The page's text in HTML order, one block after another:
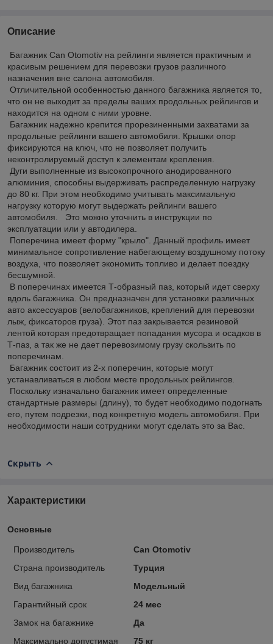
Описание
Багажник Can Otomotiv на рейлинги является практичным и
красивым решением для перевозки грузов различного
назначения вне салона автомобиля.
Отличительной особенностью данного багажника является то,
что он не выходит за пределы ваших продольных рейлингов и
находится на одном с ними уровне.
Багажник надежно крепится прорезиненными захватами за
продольные рейлинги вашего автомобиля. Крышки опор
фиксируются на ключ, что не позволяет получить
неконтролируемый доступ к элементам крепления.
Дуги выполненные из высокопрочного анодированного
алюминия, способны выдерживать распределенную нагрузку
до 80 кг. При этом необходимо учитывать максимальную
нагрузку которую могут выдержать рейлинги вашего
автомобиля. Это можно уточнить в инструкции по
эксплуатации или у автодилера.
Поперечина имеет форму "крыло". Данный профиль имеет
минимальное сопротивление набегающему воздушному потоку
воздуха, что позволяет экономить топливо и делает поездку
бесшумной.
В поперечинах имеется Т-образный паз, который идет сверху
вдоль багажника. Он предназначен для установки различных
авто аксессуаров (велобагажников, креплений для перевозки
лыж, фиксаторов груза). Этот паз закрывается резиновой
лентой которая предотвращает попадания мусора и осадков в
Т-паз, а так же не дает перевозимому грузу скользить по
поперечинам.
Багажник состоит из 2-х поперечин, которые могут
устанавливаться в любом месте продольных рейлингов.
Поскольку изначально багажник имеет определенные
стандартные размеры (длину), то будет необходимо подогнать
его, путем подрезки, под конкретную модель автомобиля. При
необходимости наши сотрудники могут сделать это за Вас.
Скрыть
Характеристики
Основные
Производитель
Can Otomotiv
Страна производитель
Турция
Вид багажника
Модельный
Гарантийный срок
24 мес
Замок на багажнике
Да
Максимально допустимая
75 кг